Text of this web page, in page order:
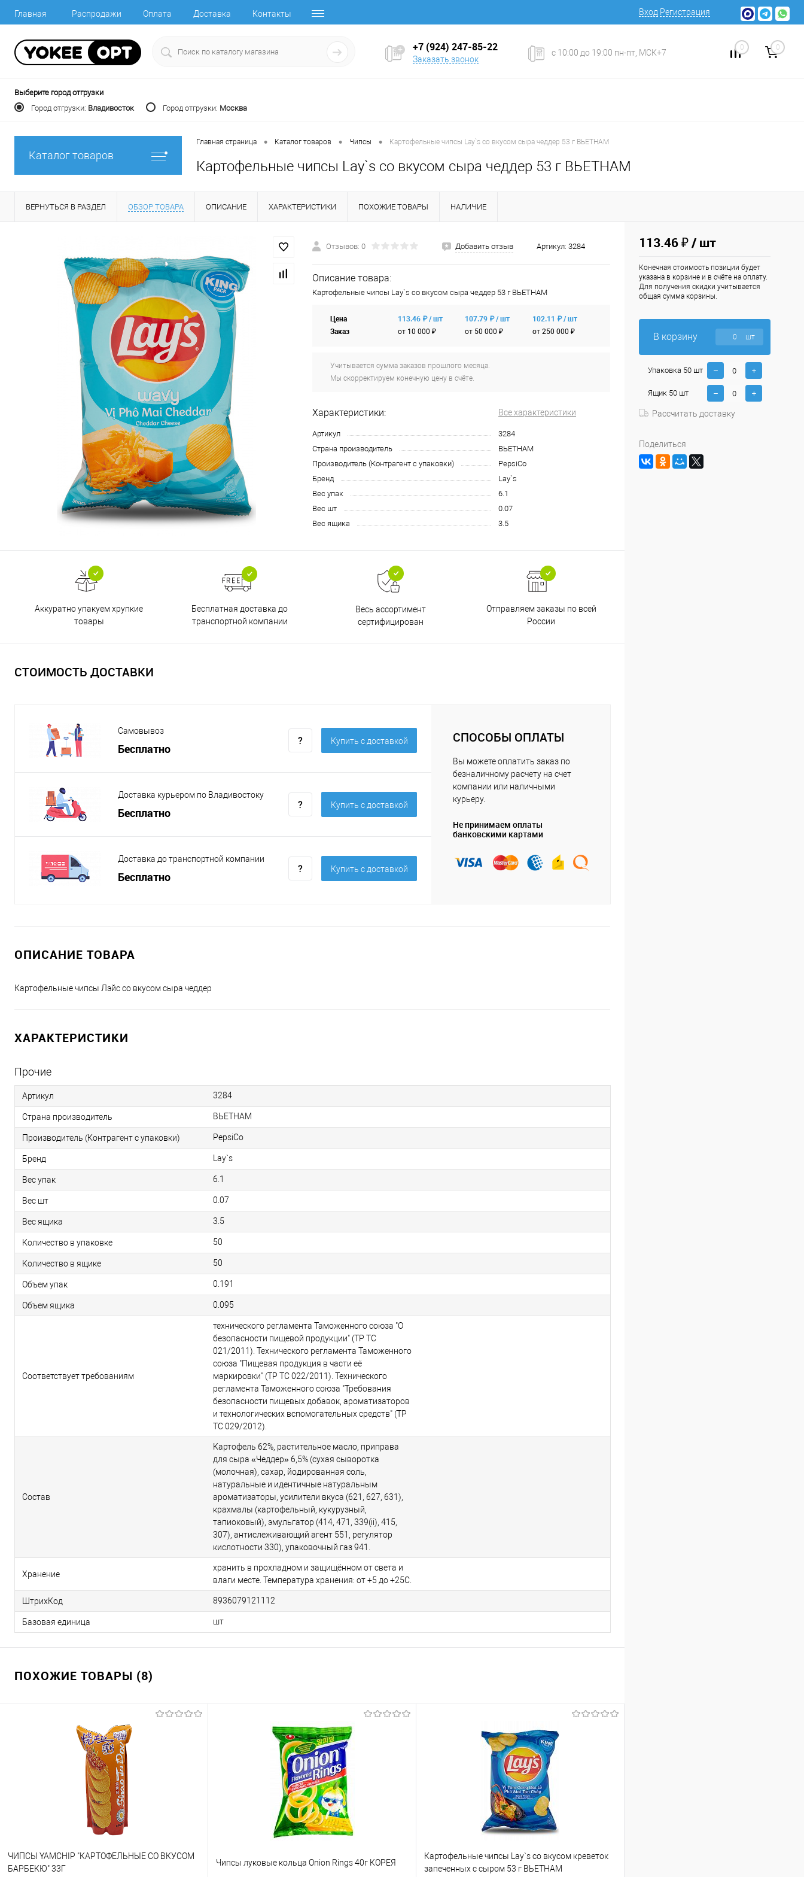
Главная Распродажи Оплата Доставка Контакты Вход Регистрация
+7 (924) 247-85-22
Заказать звонок
с 10:00 до 19:00 пн-пт, МСК+7
0 0
Выберите город отгрузки
Город отгрузки: Владивосток Город отгрузки: Москва
Каталог товаров
Главная страница • Каталог товаров • Чипсы • Картофельные чипсы Lay`s со вкусом сыра чеддер 53 г ВЬЕТНАМ
Картофельные чипсы Lay`s со вкусом сыра чеддер 53 г ВЬЕТНАМ
ВЕРНУТЬСЯ В РАЗДЕЛ ОБЗОР ТОВАРА ОПИСАНИЕ ХАРАКТЕРИСТИКИ ПОХОЖИЕ ТОВАРЫ НАЛИЧИЕ
Отзывов: 0 Добавить отзыв Артикул: 3284
Описание товара:
Картофельные чипсы Lay`s со вкусом сыра чеддер 53 г ВЬЕТНАМ
Цена
Заказ
113.46 ₽ / шт
от 10 000 ₽
107.79 ₽ / шт
от 50 000 ₽
102.11 ₽ / шт
от 250 000 ₽
Учитывается сумма заказов прошлого месяца.
Мы скорректируем конечную цену в счёте.
Характеристики: Все характеристики
Артикул
3284
Страна производитель
ВЬЕТНАМ
Производитель (Контрагент с упаковки)
PepsiCo
Бренд
Lay`s
Вес упак
6.1
Вес шт
0.07
Вес ящика
3.5
Аккуратно упакуем хрупкие
товары
Бесплатная доставка до
транспортной компании
Весь ассортимент
сертифицирован
Отправляем заказы по всей
России
СТОИМОСТЬ ДОСТАВКИ
Самовывоз
Бесплатно
Купить c доставкой
Доставка курьером по Владивостоку
Бесплатно
Купить c доставкой
Доставка до транспортной компании
Бесплатно
Купить c доставкой
СПОСОБЫ ОПЛАТЫ
Вы можете оплатить заказ по
безналичному расчету на счет
компании или наличными
курьеру.
Не принимаем оплаты
банковскими картами
ОПИСАНИЕ ТОВАРА
Картофельные чипсы Лэйс со вкусом сыра чеддер
ХАРАКТЕРИСТИКИ
Прочие
Артикул 3284
Страна производитель ВЬЕТНАМ
Производитель (Контрагент с упаковки) PepsiCo
Бренд Lay`s
Вес упак 6.1
Вес шт 0.07
Вес ящика 3.5
Количество в упаковке 50
Количество в ящике 50
Объем упак 0.191
Объем ящика 0.095
Соответствует требованиям
технического регламента Таможенного союза "О
безопасности пищевой продукции" (ТР ТС
021/2011). Технического регламента Таможенного
союза "Пищевая продукция в части её
маркировки" (ТР ТС 022/2011). Технического
регламента Таможенного союза "Требования
безопасности пищевых добавок, ароматизаторов
и технологических вспомогательных средств" (ТР
ТС 029/2012).
Состав
Картофель 62%, растительное масло, приправа
для сыра «Чеддер» 6,5% (сухая сыворотка
(молочная), сахар, йодированная соль,
натуральные и идентичные натуральным
ароматизаторы, усилители вкуса (621, 627, 631),
крахмалы (картофельный, кукурузный,
тапиоковый), эмульгатор (414, 471, 339(ii), 415,
307), антислеживающий агент 551, регулятор
кислотности 330), упаковочный газ 941.
Хранение
хранить в прохладном и защищённом от света и
влаги месте. Температура хранения: от +5 до +25С.
ШтрихКод 8936079121112
Базовая единица шт
ПОХОЖИЕ ТОВАРЫ (8)
ЧИПСЫ YAMCHIP "КАРТОФЕЛЬНЫЕ СО ВКУСОМ
БАРБЕКЮ" 33Г
Чипсы луковые кольца Onion Rings 40г КОРЕЯ
Картофельные чипсы Lay`s со вкусом креветок
запеченных с сыром 53 г ВЬЕТНАМ
113.46 ₽/ шт
Конечная стоимость позиции будет
указана в корзине и в счёте на оплату.
Для получения скидки учитывается
общая сумма корзины.
В корзину шт
Упаковка 50 шт
Ящик 50 шт
Рассчитать доставку
Поделиться